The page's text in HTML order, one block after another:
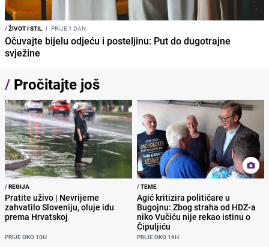
/ŽIVOT I STIL I PRIJE 1 DAN
Očuvajte bijelu odjeću i posteljinu: Put do dugotrajne
svježine
/ Pročitajte još
/REGIJA
Pratite uživo | Nevrijeme
zahvatilo Sloveniju, oluje idu
prema Hrvatskoj
PRIJE OKO 10H
/TEME
Agić kritizira političare u
Bugojnu: Zbog straha od HDZ-a
niko Vučiću nije rekao istinu o
Čipuljiću
PRIJE OKO 16H